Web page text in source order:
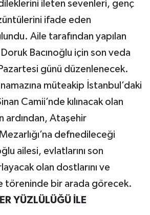
dileklerini ileten sevenleri, genç
ifade eden
Aile tarafından yapılan
Bacınoğlu için son veda
günü düzenlenecek.
müteakip İstanbul’daki
Camii’nde kılınacak olan
ardından, Ataşehir
defnedileceği
ailesi, evlatlarını son
olan dostlarını ve
töreninde bir arada görecek.
YÜZLÜLÜĞÜ İLE